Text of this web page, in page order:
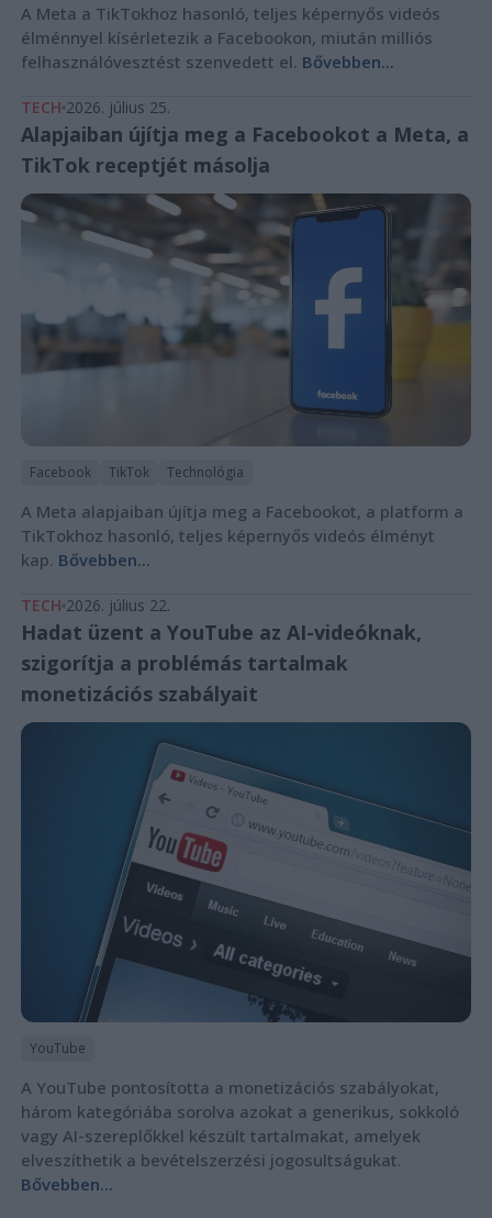
A Meta a TikTokhoz hasonló, teljes képernyős videós
élménnyel kísérletezik a Facebookon, miután milliós
felhasználóvesztést szenvedett el. Bővebben...
TECH 2026. július 25.
Alapjaiban újítja meg a Facebookot a Meta, a
TikTok receptjét másolja
Facebook TikTok Technológia
A Meta alapjaiban újítja meg a Facebookot, a platform a
TikTokhoz hasonló, teljes képernyős videós élményt
kap. Bővebben...
TECH 2026. július 22.
Hadat üzent a YouTube az AI-videóknak,
szigorítja a problémás tartalmak
monetizációs szabályait
YouTube
A YouTube pontosította a monetizációs szabályokat,
három kategóriába sorolva azokat a generikus, sokkoló
vagy AI-szereplőkkel készült tartalmakat, amelyek
elveszíthetik a bevételszerzési jogosultságukat.
Bővebben...